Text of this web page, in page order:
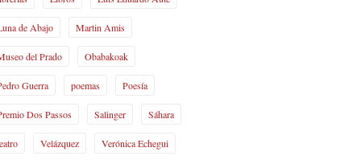
de Abajo Martin Amis
del Prado Obabakoak
Guerra poemas Poesía
Dos Passos Salinger Sáhara
Velázquez Verónica Echegui